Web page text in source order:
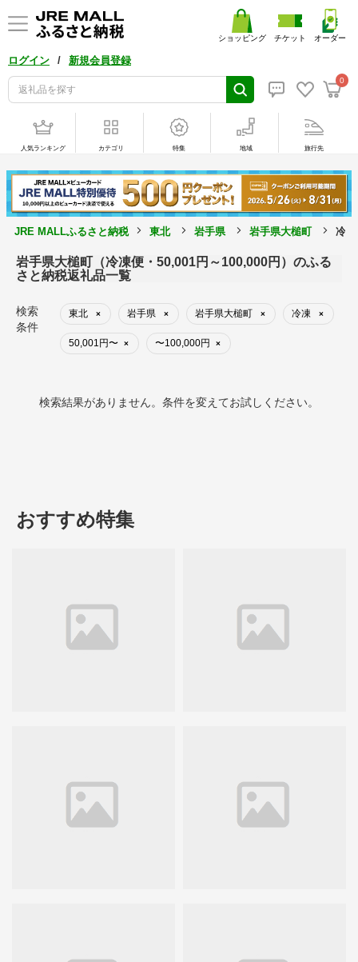
ログイン / 新規会員登録
0
ショッピング チケット オーダー
人気ランキング カテゴリ 特集 地域 旅行先
JRE MALLふるさと納税 東北 岩手県 岩手県大槌町 冷
岩手県大槌町（冷凍便・50,001円～100,000円）のふる
さと納税返礼品一覧
検索
条件
東北 × 岩手県 × 岩手県大槌町 × 冷凍 ×
50,001円〜 × 〜100,000円 ×
検索結果がありません。条件を変えてお試しください。
おすすめ特集